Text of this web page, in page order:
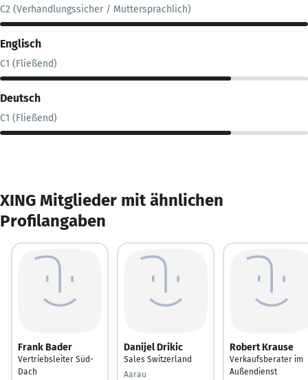
C2 (Verhandlungssicher / Muttersprachlich)
Englisch
C1 (Fließend)
Deutsch
C1 (Fließend)
XING Mitglieder mit ähnlichen
Profilangaben
Frank Bader
Vertriebsleiter Süd-
Dach
Danijel Drikic
Sales Switzerland
Aarau
Robert Krause
Verkaufsberater im
Außendienst